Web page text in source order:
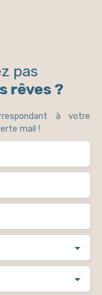
pas
rêves ?
à votre
mail !